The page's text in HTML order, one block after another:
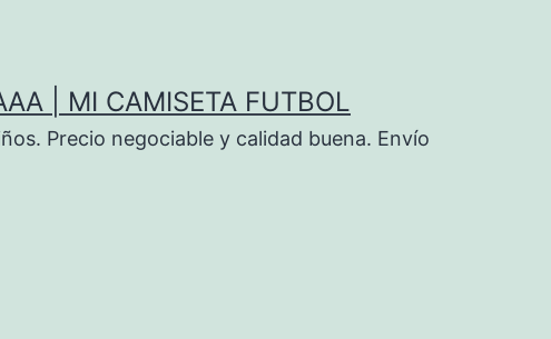
| MI CAMISETA FUTBOL
Precio negociable y calidad buena. Envío